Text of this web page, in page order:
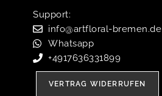
Support:​
info@artfloral-bremen.de
Whatsapp
+4917636331899
VERTRAG WIDERRUFEN